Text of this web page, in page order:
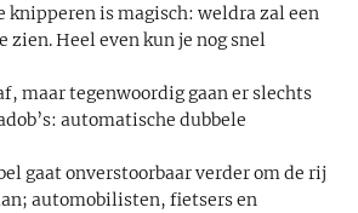
knipperen is magisch: weldra zal een
zien. Heel even kun je nog snel
maar tegenwoordig gaan er slechts
automatische dubbele
gaat onverstoorbaar verder om de rij
automobilisten, fietsers en